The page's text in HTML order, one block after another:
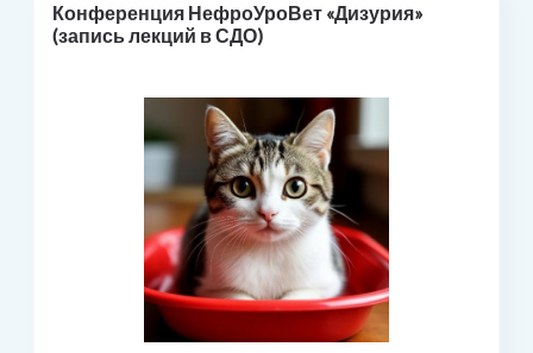
Конференция НефроУроВет «Дизурия»
(запись лекций в СДО)